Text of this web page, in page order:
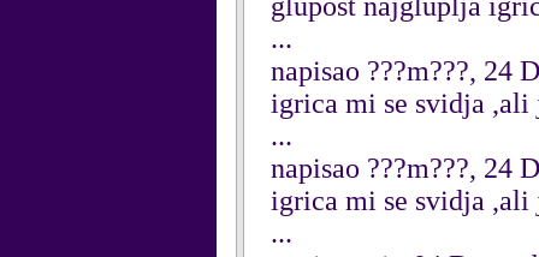
...
napisao ???m???, 24
igrica mi se svidja ,ali
...
napisao ???m???, 24
igrica mi se svidja
...